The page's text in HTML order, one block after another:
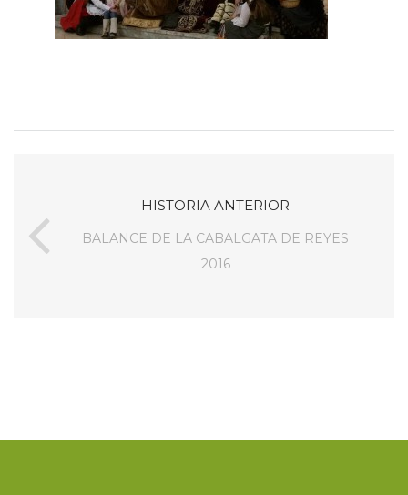
HISTORIA ANTERIOR
BALANCE DE LA CABALGATA DE REYES
2016